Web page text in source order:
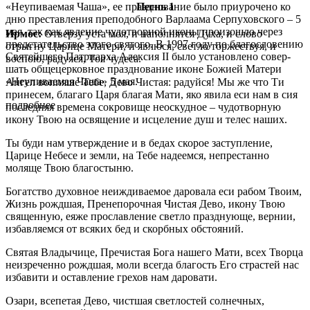
«Неупи­ва­е­мая Ча­ша», ее празд­но­ва­ние бы­ло при­уро­че­но ко
дню пре­став­ле­ния пре­по­доб­но­го Вар­ла­а­ма Сер­пу­хов­ско­го – 5
мая, так как яв­ле­ние чу­до­твор­ной ико­ны про­изо­шло через
пред­ста­тель­ство это­го свя­то­го. В 1997 го­ду по бла­го­сло­ве­нию
Свя­тей­ше­го Пат­ри­ар­ха Алек­сия II бы­ло уста­нов­ле­но со­вер­
шать об­ще­цер­ков­ное празд­но­ва­ние иконе Бо­жи­ей Ма­те­ри
«Неупи­ва­е­мая Ча­ша» 5 мая.
подробнее
Песнь 1
Ирмос:Отверзу уста моя, и наполнятся Духа, и слово
отрыгну Царице Матери, и явлюся, светло торжествуя, и
воспою, радуяся, Тоя чудеса.
Ангел вопияше Тебе, Дево Чистая: радуйся! Мы же что Ти
принесем, благаго Царя благая Мати, яко явила еси нам в сия
последняя времена сокровище неоскудное – чудотворную
икону Твою на освящение и исцеление душ и телес наших.
Ты буди нам утверждение и в бедах скорое заступление,
Царице Небесе и земли, на Тебе надеемся, непрестанно
моляще Твою благостыню.
Богатство духовное неиждиваемое даровала еси рабом Твоим,
Жизнь рождшая, Пренепорочная Чистая Дево, икону Твою
священную, еяже прославление светло празднующе, вернии,
избавляемся от всяких бед и скорбных обстояний.
Святая Владычице, Пречистая Бога нашего Мати, всех Творца
неизреченно рождшая, моли всегда благость Его страстей нас
избавити и оставление грехов нам даровати.
Озари, всепетая Дево, чистшая светлостей солнечных,